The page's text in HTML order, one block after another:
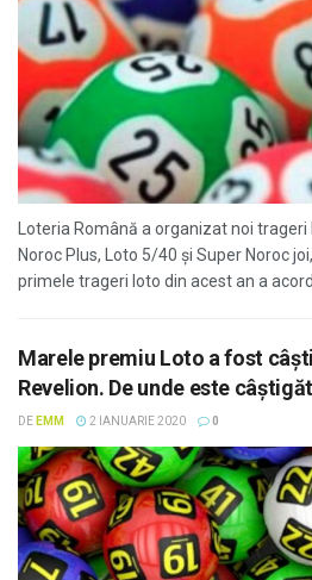
Loteria Română a organizat noi
Noroc Plus, Loto 5/40 și Super Noroc
primele trageri loto din acest an a
Marele premiu Loto a fost
Revelion. De unde este
DE EMM 2 IANUARIE 2020 0